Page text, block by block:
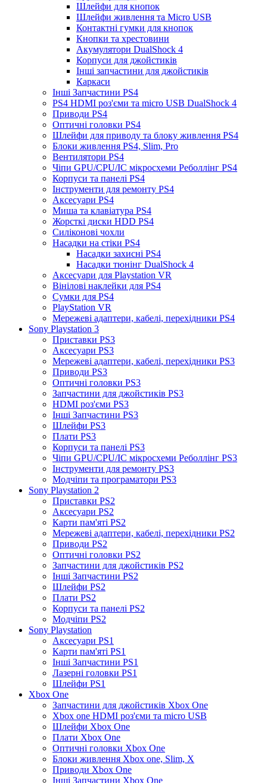
Шлейфи для кнопок
Шлейфи живлення та Micro USB
Контактні гумки для кнопок
Кнопки та хрестовини
Акумулятори DualShock 4
Корпуси для джойстиків
Інші запчастини для джойстиків
Каркаси
Інші Запчастини PS4
PS4 HDMI роз'єми та micro USB DualShock 4
Приводи PS4
Оптичні головки PS4
Шлейфи для приводу та блоку живлення PS4
Блоки живлення PS4, Slim, Pro
Вентилятори PS4
Чіпи GPU/CPU/IC мікросхеми Реболлінг PS4
Корпуси та панелі PS4
Інструменти для ремонту PS4
Аксесуари PS4
Миша та клавіатура PS4
Жорсткі диски HDD PS4
Силіконові чохли
Насадки на стіки PS4
Насадки захисні PS4
Насадки тюнінг DualShock 4
Аксесуари для Playstation VR
Вінілові наклейки для PS4
Сумки для PS4
PlayStation VR
Мережеві адаптери, кабелі, перехідники PS4
Sony Playstation 3
Приставки PS3
Аксесуари PS3
Мережеві адаптери, кабелі, перехідники PS3
Приводи PS3
Оптичні головки PS3
Запчастини для джойстиків PS3
HDMI роз'єми PS3
Інші Запчастини PS3
Шлейфи PS3
Плати PS3
Корпуси та панелі PS3
Чіпи GPU/CPU/IC мікросхеми Реболлінг PS3
Інструменти для ремонту PS3
Модчіпи та програматори PS3
Sony Playstation 2
Приставки PS2
Аксесуари PS2
Карти пам'яті PS2
Мережеві адаптери, кабелі, перехідники PS2
Приводи PS2
Оптичні головки PS2
Запчастини для джойстиків PS2
Інші Запчастини PS2
Шлейфи PS2
Плати PS2
Корпуси та панелі PS2
Модчіпи PS2
Sony Playstation
Аксесуари PS1
Карти пам'яті PS1
Інші Запчастини PS1
Лазерні головки PS1
Шлейфи PS1
Xbox One
Запчастини для джойстиків Xbox One
Xbox one HDMI роз'єми та micro USB
Шлейфи Xbox One
Плати Xbox One
Оптичні головки Xbox One
Блоки живлення Xbox one, Slim, X
Приводи Xbox One
Інші Запчастини Xbox One